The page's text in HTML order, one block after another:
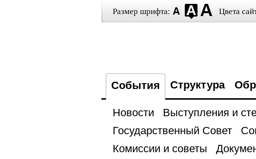
Размер шрифта: Цвета
События Структура
Новости Выступления и
Государственный Совет
Комиссии и советы